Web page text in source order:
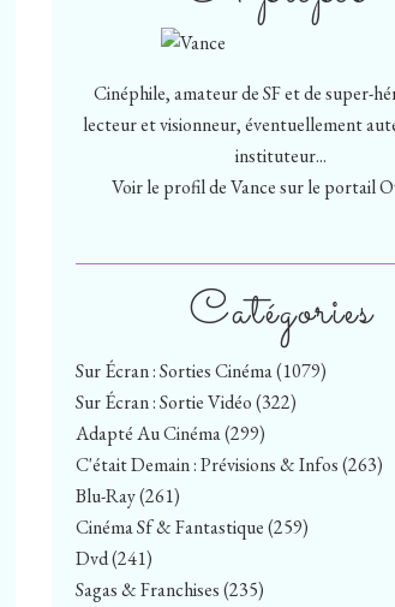
Catégories
Sur Écran : Sorties Cinéma(1079)
Sur Écran : Sortie Vidéo(322)
Adapté Au Cinéma(299)
C'était Demain : Prévisions & Infos(263)
Blu-Ray(261)
Cinéma Sf & Fantastique(259)
Dvd(241)
Sagas & Franchises(235)
Cinéphile, amateur de SF et de super-
lecteur et visionneur, éventuellement
instituteur...
Voir le profil deVancesur le portail